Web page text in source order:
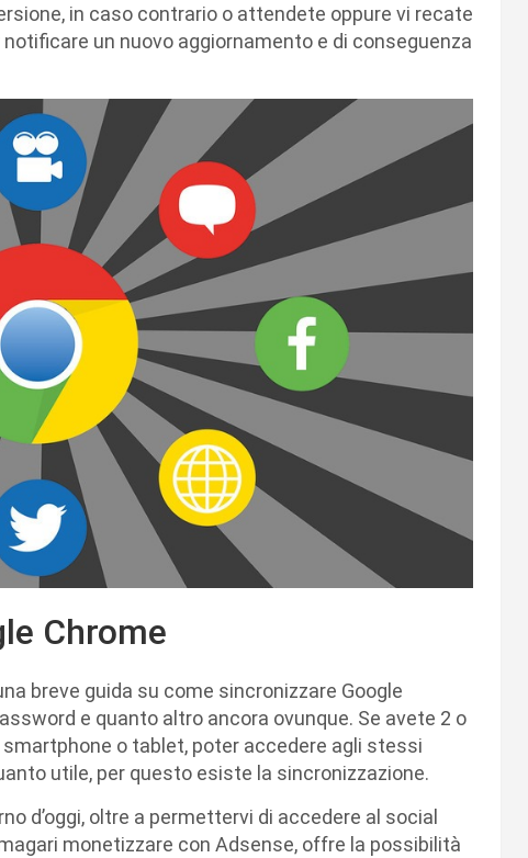
in caso contrario o attendete oppure vi recate
un nuovo aggiornamento e di conseguenza
Chrome
breve guida su come sincronizzare Google
e quanto altro ancora ovunque. Se avete 2 o
o tablet, poter accedere agli stessi
utile, per questo esiste la sincronizzazione.
d’oggi, oltre a permettervi di accedere al social
monetizzare con Adsense, offre la possibilità